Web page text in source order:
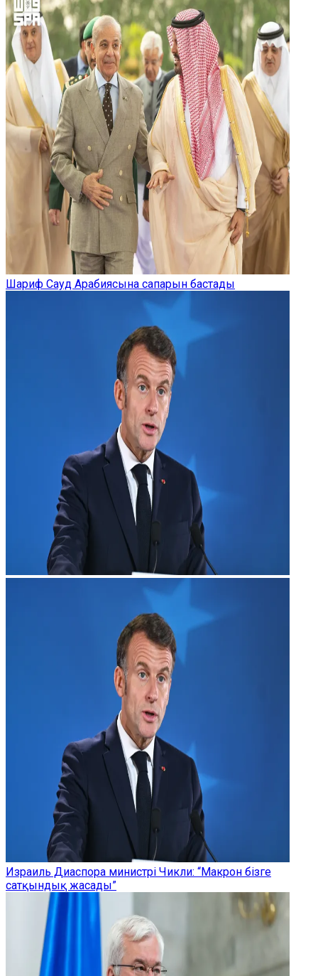
Шариф Сауд Арабиясына сапарын бастады
Израиль Диаспора министрі Чикли: “Макрон бізге
сатқындық жасады”